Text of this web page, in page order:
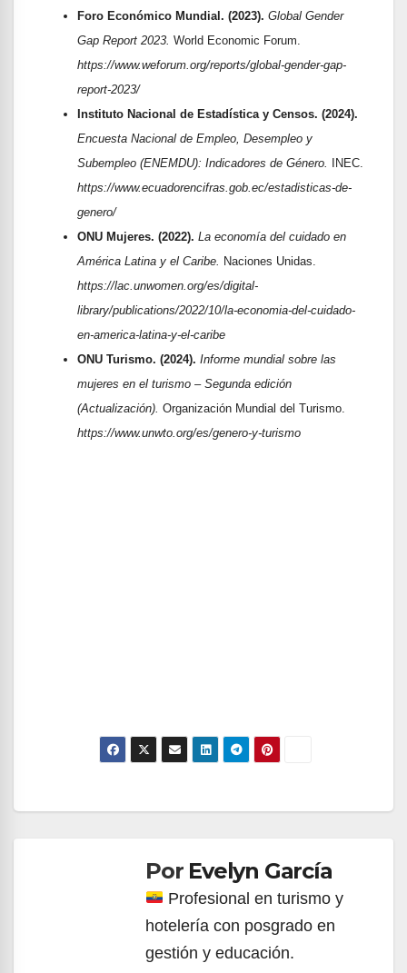
Foro Económico Mundial. (2023). Global Gender
Gap Report 2023. World Economic Forum.
https://www.weforum.org/reports/global-gender-gap-
report-2023/
Instituto Nacional de Estadística y Censos. (2024).
Encuesta Nacional de Empleo, Desempleo y
Subempleo (ENEMDU): Indicadores de Género.
INEC.
https://www.ecuadorencifras.gob.ec/estadisticas-de-
genero/
ONU Mujeres. (2022). La economía del cuidado en
América Latina y el Caribe. Naciones Unidas.
https://lac.unwomen.org/es/digital-
library/publications/2022/10/la-economia-del-cuidado-
en-america-latina-y-el-caribe
ONU Turismo. (2024). Informe mundial sobre las
mujeres en el turismo – Segunda edición
(Actualización). Organización Mundial del Turismo.
https://www.unwto.org/es/genero-y-turismo
entradasPor Evelyn García
Profesional en turismo y
hotelería con posgrado en
gestión y educación.